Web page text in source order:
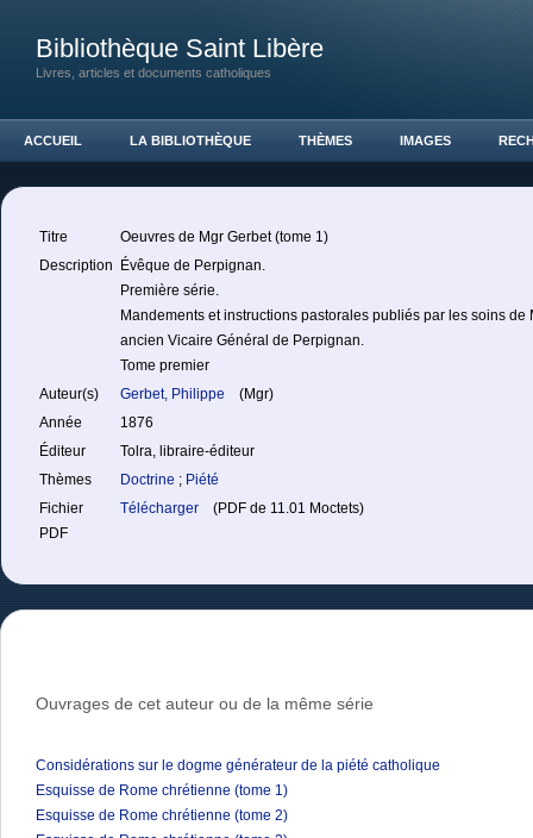
Bibliothèque Saint Libère
Livres, articles et documents catholiques
ACCUEIL LA BIBLIOTHÈQUE THÈMES IMAGES
Titre
Oeuvres de Mgr Gerbet (tome 1)
Description
Évêque de Perpignan.
Première série.
Mandements et instructions pastorales publiés par les soins
ancien Vicaire Général de Perpignan.
Tome premier
Auteur(s)
Gerbet, Philippe
(Mgr)
Année
1876
Éditeur
Tolra, libraire-éditeur
Thèmes
Doctrine ; Piété
Fichier
PDF
Télécharger (PDF de 11.01 Moctets)
Ouvrages de cet auteur ou de la même série
Considérations sur le dogme générateur de la piété catholique
Esquisse de Rome chrétienne (tome 1)
Esquisse de Rome chrétienne (tome 2)